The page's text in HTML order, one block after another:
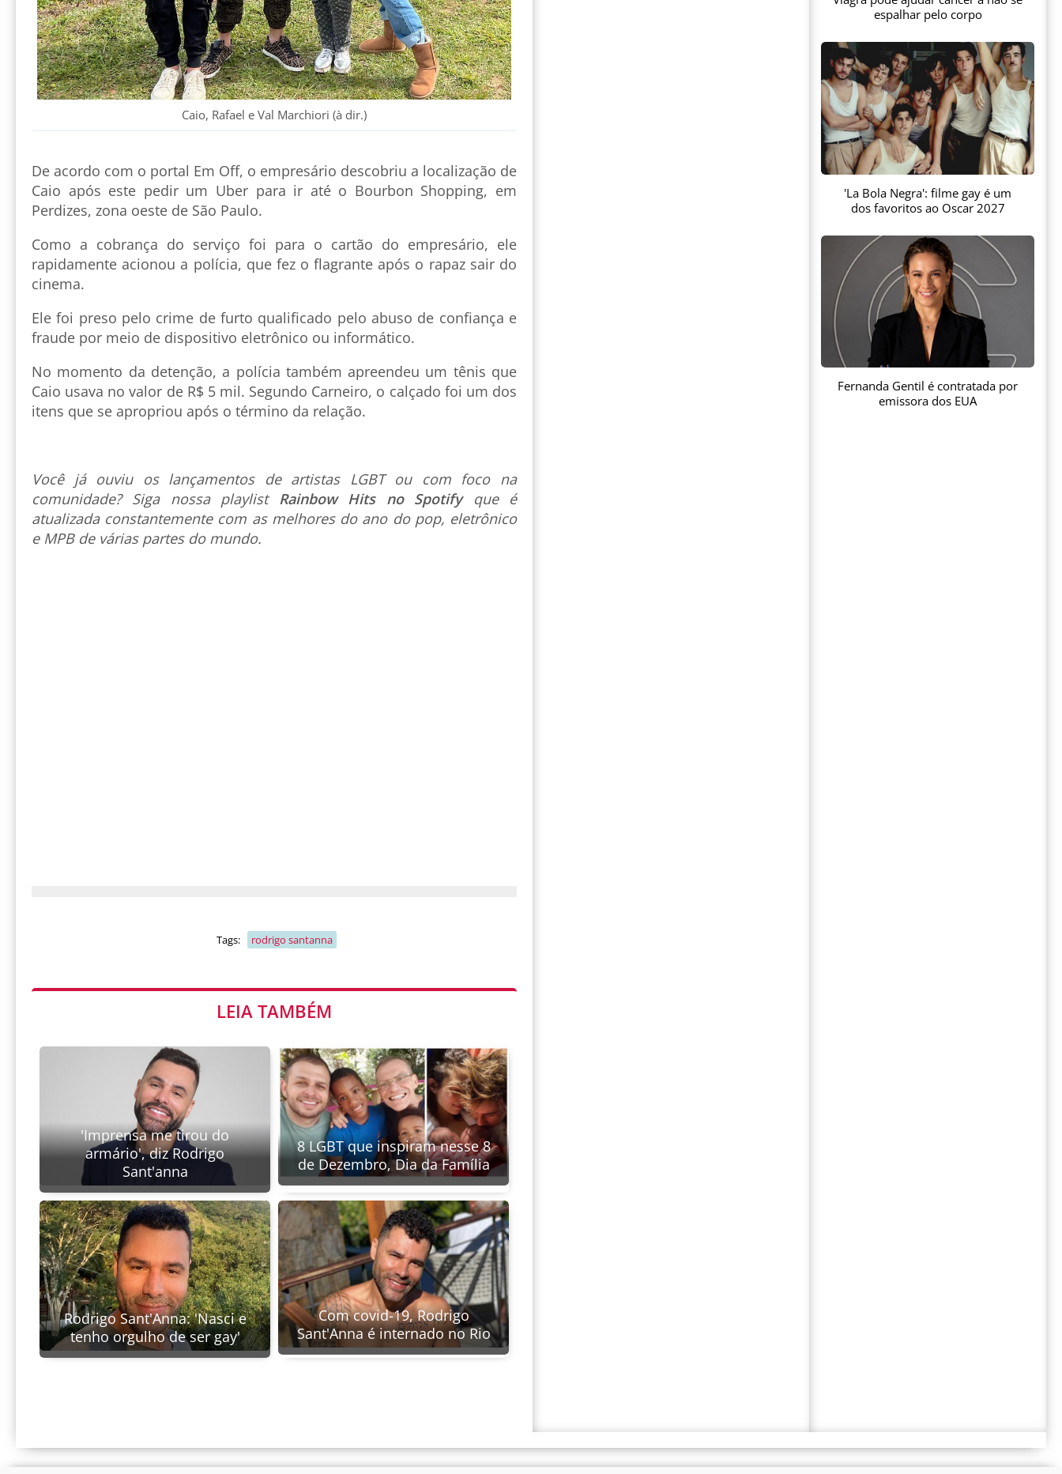
Caio, Rafael e Val Marchiori (à dir.)
De acordo com o portal Em Off, o empresário descobriu a localização de
Caio após este pedir um Uber para ir até o Bourbon Shopping, em
Perdizes, zona oeste de São Paulo.
Como a cobrança do serviço foi para o cartão do empresário, ele
rapidamente acionou a polícia, que fez o flagrante após o rapaz sair do
cinema.
Ele foi preso pelo crime de furto qualificado pelo abuso de confiança e
fraude por meio de dispositivo eletrônico ou informático.
No momento da detenção, a polícia também apreendeu um tênis que
Caio usava no valor de R$ 5 mil. Segundo Carneiro, o calçado foi um dos
itens que se apropriou após o término da relação.
Você já ouviu os lançamentos de artistas LGBT ou com foco na
comunidade? Siga nossa playlist Rainbow Hits no Spotify que é
atualizada constantemente com as melhores do ano do pop, eletrônico
e MPB de várias partes do mundo.
Tags: rodrigo santanna
LEIA TAMBÉM
'Imprensa me tirou do
armário', diz Rodrigo
Sant'anna
8 LGBT que inspiram nesse 8
de Dezembro, Dia da Família
Rodrigo Sant'Anna: 'Nasci e
tenho orgulho de ser gay'
Com covid-19, Rodrigo
Sant'Anna é internado no Rio
espalhar pelo corpo
'La Bola Negra': filme gay é um
dos favoritos ao Oscar 2027
Fernanda Gentil é contratada por
emissora dos EUA